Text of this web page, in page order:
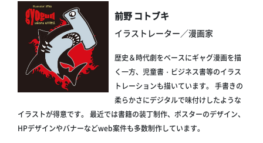
前野 コトブキ
イラストレーター／漫画家
歴史＆時代劇をベースにギャグ漫画を描
く一方、児童書・ビジネス書等のイラス
トレーションも描いています。 手書きの
柔らかさにデジタルで味付けしたような
イラストが得意です。 最近では書籍の装丁制作、ポスターのデザイン、
HPデザインやバナーなどweb案件も多数制作しています。